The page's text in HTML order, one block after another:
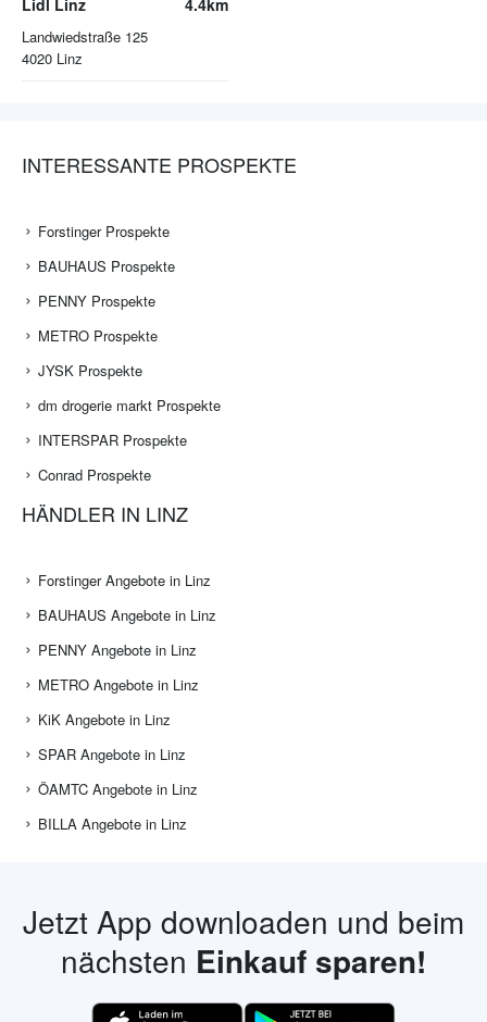
Lidl Linz
Landwiedstraße 125
4020 Linz
4.4km
INTERESSANTE PROSPEKTE
Forstinger Prospekte
BAUHAUS Prospekte
PENNY Prospekte
METRO Prospekte
JYSK Prospekte
dm drogerie markt Prospekte
INTERSPAR Prospekte
Conrad Prospekte
HÄNDLER IN LINZ
Forstinger Angebote in Linz
BAUHAUS Angebote in Linz
PENNY Angebote in Linz
METRO Angebote in Linz
KiK Angebote in Linz
SPAR Angebote in Linz
ÖAMTC Angebote in Linz
BILLA Angebote in Linz
Jetzt App downloaden und beim
nächsten Einkauf sparen!